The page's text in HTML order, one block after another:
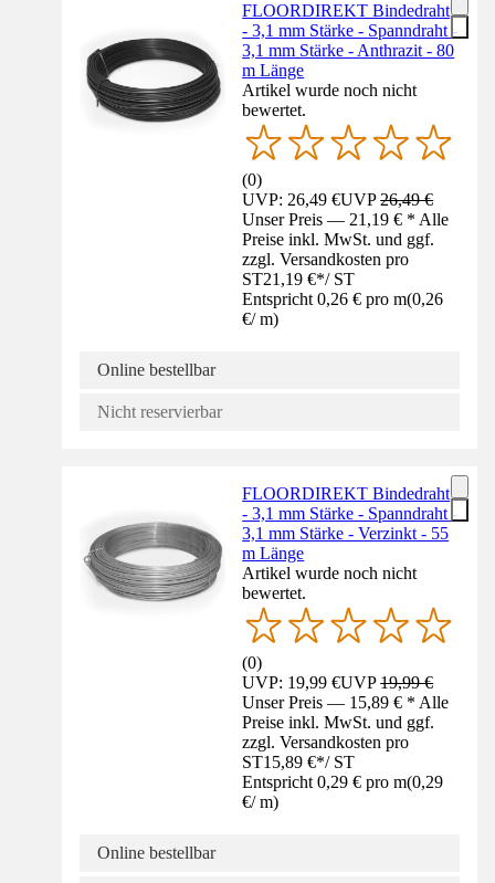
FLOORDIREKT Bindedraht
- 3,1 mm Stärke - Spanndraht -
3,1 mm Stärke - Anthrazit - 80
m Länge
Artikel wurde noch nicht
bewertet.
(0)
UVP: 26,49 €UVP26,49 €
Unser Preis — 21,19 € * Alle
Preise inkl. MwSt. und ggf.
zzgl. Versandkosten pro
ST21,19 €*/ ST
Entspricht 0,26 € pro m(0,26
€/ m)
Online bestellbar
Nicht reservierbar
FLOORDIREKT Bindedraht
- 3,1 mm Stärke - Spanndraht -
3,1 mm Stärke - Verzinkt - 55
m Länge
Artikel wurde noch nicht
bewertet.
(0)
UVP: 19,99 €UVP19,99 €
Unser Preis — 15,89 € * Alle
Preise inkl. MwSt. und ggf.
zzgl. Versandkosten pro
ST15,89 €*/ ST
Entspricht 0,29 € pro m(0,29
€/ m)
Online bestellbar